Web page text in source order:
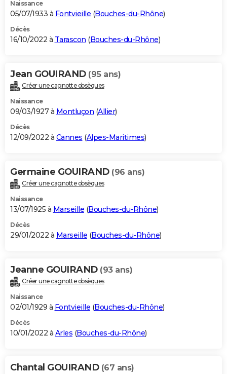
Naissance
05/07/1933 à Fontvieille (Bouches-du-Rhône)
Décès
16/10/2022 à Tarascon (Bouches-du-Rhône)
Jean GOUIRAND (95 ans)
Créer une cagnotte obsèques
Naissance
09/03/1927 à Montluçon (Allier)
Décès
12/09/2022 à Cannes (Alpes-Maritimes)
Germaine GOUIRAND (96 ans)
Créer une cagnotte obsèques
Naissance
13/07/1925 à Marseille (Bouches-du-Rhône)
Décès
29/01/2022 à Marseille (Bouches-du-Rhône)
Jeanne GOUIRAND (93 ans)
Créer une cagnotte obsèques
Naissance
02/01/1929 à Fontvieille (Bouches-du-Rhône)
Décès
10/01/2022 à Arles (Bouches-du-Rhône)
Chantal GOUIRAND (67 ans)